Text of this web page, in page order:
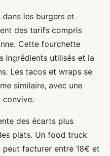
les burgers et
des tarifs compris
Cette fourchette
ingrédients utilisés et la
Les tacos et wraps se
similaire, avec une
convive.
des écarts plus
plats. Un food truck
peut facturer entre 18€ et